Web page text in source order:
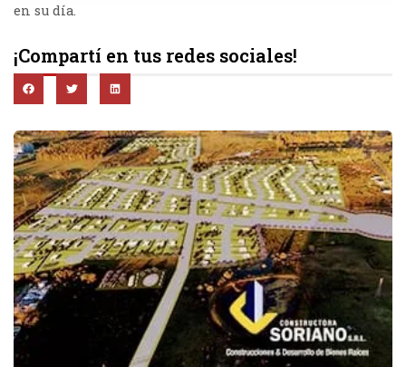
en su día.
¡Compartí en tus redes sociales!